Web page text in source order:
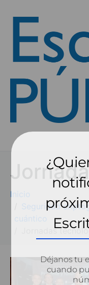
Inicio
Seguridad
cuántico
Jornadas
Déjanos tu
cuando